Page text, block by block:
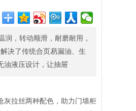
，转动顺滑，耐磨耐用，
决了传统合页易漏油、生
油液压设计，让抽屉
灰拉丝两种配色，助力门墙柜